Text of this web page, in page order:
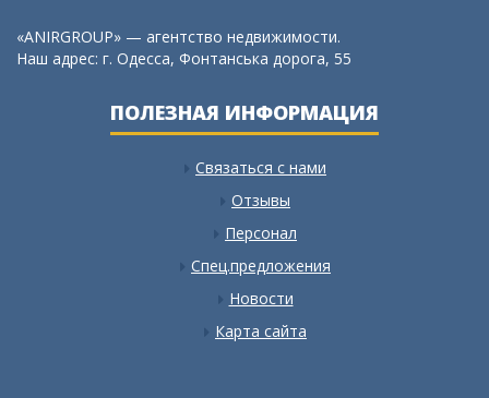
«ANIRGROUP» — агентство недвижимости.
Наш адрес: г. Одесса, Фонтанська дорога, 55
ПОЛЕЗНАЯ ИНФОРМАЦИЯ
Связаться с нами
Отзывы
Персонал
Спец.предложения
Новости
Карта сайта